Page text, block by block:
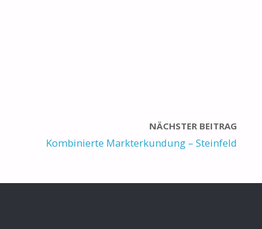
NÄCHSTER BEITRAG
Kombinierte Markterkundung – Steinfeld